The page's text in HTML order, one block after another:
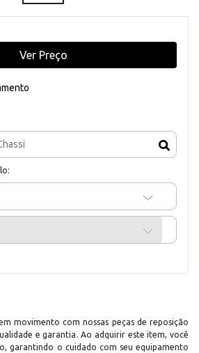
Ver Preço
movimento com nossas peças de reposição
e garantia. Ao adquirir este item, você
garantindo o cuidado com seu equipamento